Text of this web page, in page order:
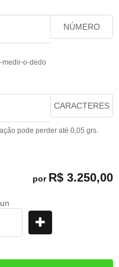
NÚMERO
medir-o-dedo
CARACTERES
pode perder até 0,05 grs.
por R$ 3.250,00